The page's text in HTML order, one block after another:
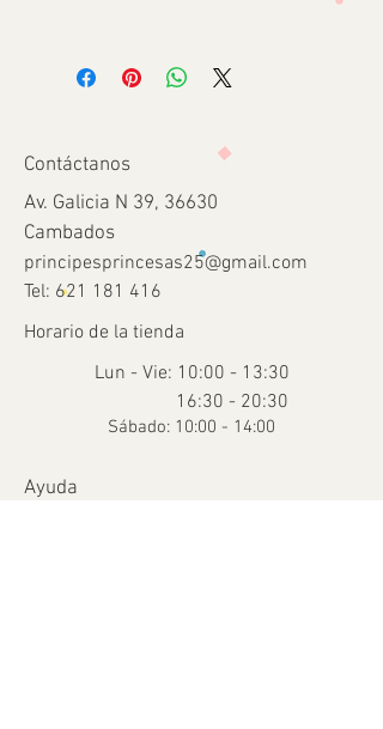
Contáctanos
Av. Galicia N 39, 36630
Cambados
principesprincesas25@gmail.com
Tel: 621 181 416
Horario de la tienda
Lun - Vie: 10:00 - 13:30
16:30 - 20:30
​​Sábado: 10:00 - 14:00
Ayuda